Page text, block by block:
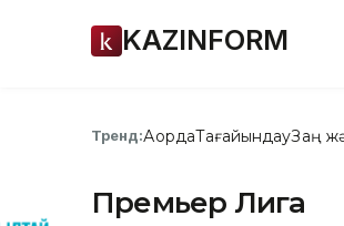
KAZINFORM
Тренд:АқордаТағайындауЗаң
Премьер Лига